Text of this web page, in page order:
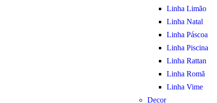
Linha Limão
Linha Natal
Linha Páscoa
Linha Piscina
Linha Rattan
Linha Romã
Linha Vime
Decor